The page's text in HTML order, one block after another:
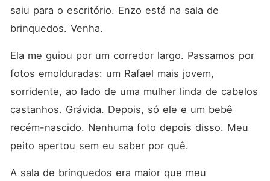
saiu para o escritório. Enzo está na sala de
brinquedos. Venha.
Ela me guiou por um corredor largo. Passamos por
fotos emolduradas: um Rafael mais jovem,
sorridente, ao lado de uma mulher linda de cabelos
castanhos. Grávida. Depois, só ele e um bebê
recém-nascido. Nenhuma foto depois disso. Meu
peito apertou sem eu saber por quê.
A sala de brinquedos era maior que meu